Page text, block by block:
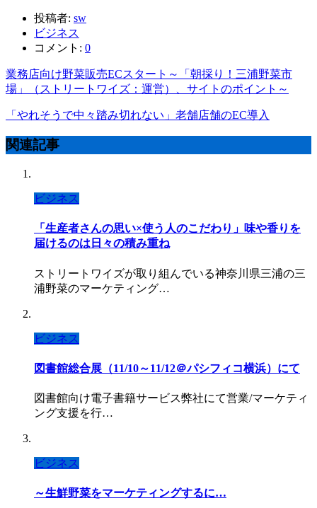
投稿者: sw
ビジネス
コメント: 0
業務店向け野菜販売ECスタート～「朝採り！三浦野菜市
場」（ストリートワイズ：運営）、サイトのポイント～
「やれそうで中々踏み切れない」老舗店舗のEC導入
関連記事
ビジネス
「生産者さんの思い×使う人のこだわり」味や香りを
届けるのは日々の積み重ね
ストリートワイズが取り組んでいる神奈川県三浦の三
浦野菜のマーケティング…
ビジネス
図書館総合展（11/10～11/12＠パシフィコ横浜）にて
図書館向け電子書籍サービス弊社にて営業/マーケティ
ング支援を行…
ビジネス
～生鮮野菜をマーケティングするに…